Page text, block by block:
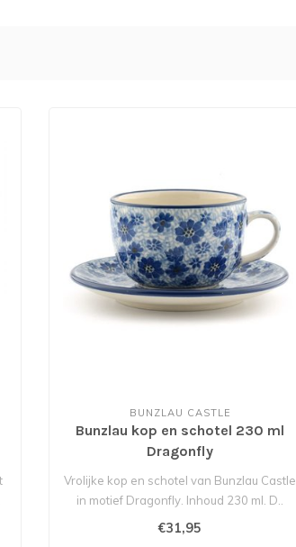
BUNZLAU CASTLE
Bunzlau kop en schotel 230 ml
Dragonfly
Vrolijke kop en schotel van Bunzlau Castle
in motief Dragonfly. Inhoud 230 ml. D..
€31,95